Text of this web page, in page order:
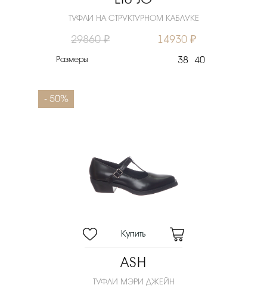
ТУФЛИ НА СТРУКТУРНОМ КАБЛУКЕ
29860 ₽ 14930 ₽
Размеры 38 40
- 50%
ASH
ТУФЛИ МЭРИ ДЖЕЙН